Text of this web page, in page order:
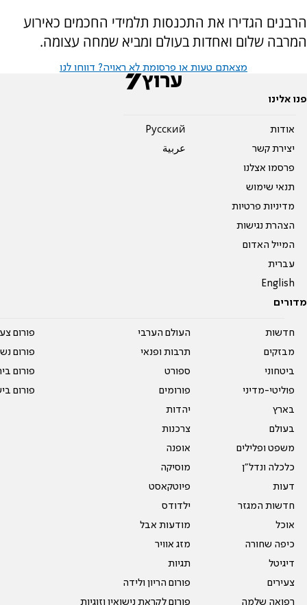
הרבנים הגדירו את התכנסות תלמידי החכמים כאירוע
המרבה שלום ואחדות בעולם ומביא שמחה עצומה.
מצאתם טעות או פרסומת לא ראויה? דווחו לנו
פנו אלינו
אודות
יצירת קשר
פרסמו אצלנו
תנאי שימוש
מדיניות פרטיות
הצהרת נגישות
המייל האדום
עברית
English
Pусский
عربية
מדורים
חדשות
מבזקים
ביטחוני
פוליטי-מדיני
בארץ
בעולם
משפט ופלילים
כלכלה ונדל"ן
דעות
חדשות המגזר
אוכל
כיפה שחורה
דיגיטל
צעירים
רפואה שלמה
העולם הערבי
תרבות ופנאי
ספורט
פורומים
יהדות
צרכנות
אופנה
מוסיקה
פיוטקאסט
ילדודס
מודעות אבל
מזג אוויר
תגיות
פורום הריון ולידה
פורום לקראת נישואין וזוגיות
פורום
פורום
פורום
פורום